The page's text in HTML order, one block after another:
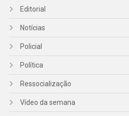
Editorial
Notícias
Policial
Política
Ressocialização
Vídeo da semana